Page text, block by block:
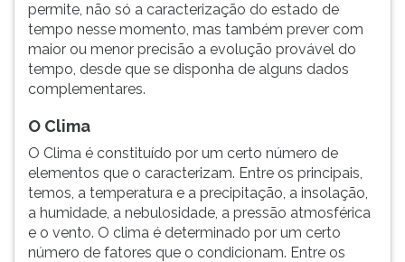
permite, não só a caracterização do estado de
tempo nesse momento, mas também prever com
maior ou menor precisão a evolução provável do
tempo, desde que se disponha de alguns dados
complementares.
O Clima
O Clima é constituído por um certo número de
elementos que o caracterizam. Entre os principais,
temos, a temperatura e a precipitação, a insolação,
a humidade, a nebulosidade, a pressão atmosférica
e o vento. O clima é determinado por um certo
número de fatores que o condicionam. Entre os